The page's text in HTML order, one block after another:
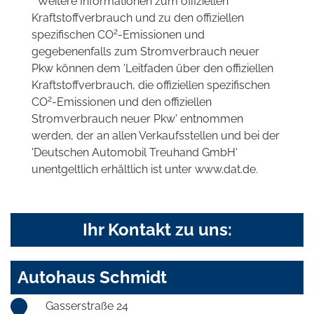
Kraftstoffverbrauch und zu den offiziellen
spezifischen CO2-Emissionen und
gegebenenfalls zum Stromverbrauch neuer
Pkw können dem 'Leitfaden über den offiziellen
Kraftstoffverbrauch, die offiziellen spezifischen
CO2-Emissionen und den offiziellen
Stromverbrauch neuer Pkw' entnommen
werden, der an allen Verkaufsstellen und bei der
'Deutschen Automobil Treuhand GmbH'
unentgeltlich erhältlich ist unter www.dat.de.
Ihr Kontakt zu uns:
Autohaus Schmidt
Gasserstraße 24